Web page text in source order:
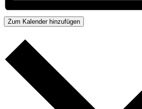
Zum Kalender hinzufügen